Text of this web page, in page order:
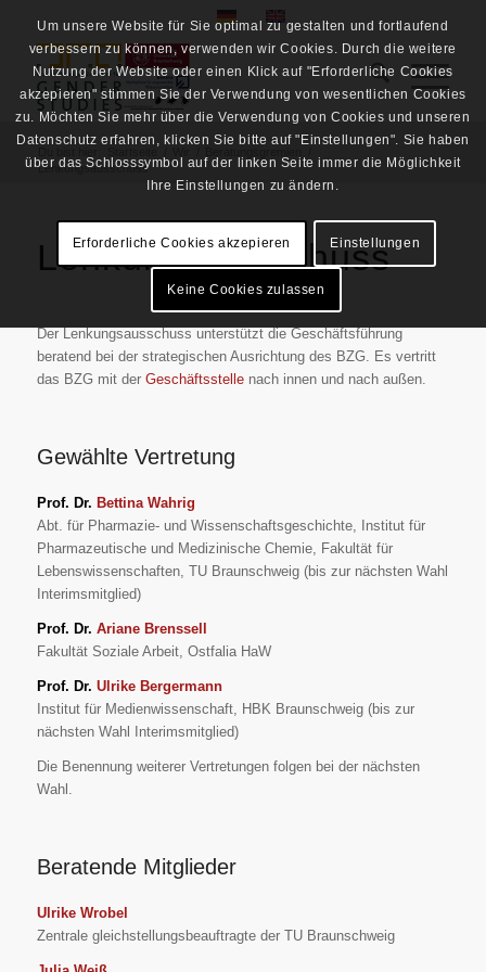
Lenkungsausschuss
Lenkungsausschuss
Der Lenkungsausschuss unterstützt die Geschäftsführung
beratend bei der strategischen Ausrichtung des BZG. Es vertritt
das BZG mit der Geschäftsstellenach innen und nach außen.
Gewählte Vertretung
Prof. Dr. Bettina Wahrig
Abt. für Pharmazie- und Wissenschaftsgeschichte, Institut für
Pharmazeutische und Medizinische Chemie, Fakultät für
Lebenswissenschaften, TU Braunschweig (bis zur nächsten Wahl
Interimsmitglied)
Prof. Dr. Ariane Brenssell
Fakultät Soziale Arbeit, Ostfalia HaW
Prof. Dr. Ulrike Bergermann
Institut für Medienwissenschaft, HBK Braunschweig (bis zur
nächsten Wahl Interimsmitglied)
Die Benennung weiterer Vertretungen folgen bei der nächsten
Wahl.
Beratende Mitglieder
Ulrike Wrobel
Zentrale gleichstellungsbeauftragte der TU Braunschweig
Um unsere Website für Sie optimal zu gestalten und fortlaufend
verbessern zu können, verwenden wir Cookies. Durch die weitere
Nutzung der Website oder einen Klick auf "Erforderliche Cookies
akzepieren" stimmen Sie der Verwendung von wesentlichen Cookies
zu. Möchten Sie mehr über die Verwendung von Cookies und unseren
Datenschutz erfahren, klicken Sie bitte auf "Einstellungen". Sie haben
über das Schlosssymbol auf der linken Seite immer die Möglichkeit
Ihre Einstellungen zu ändern.
Erforderliche Cookies akzepieren Einstellungen
Keine Cookies zulassen